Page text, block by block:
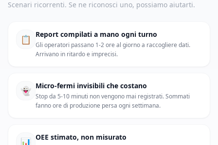
Scenari ricorrenti. Se ne riconosci uno, possiamo aiutarti.
📋 Report compilati a mano ogni turno
Gli operatori passano 1-2 ore al giorno a raccogliere dati.
Arrivano in ritardo e imprecisi.
👻 Micro-fermi invisibili che costano
Stop da 5-10 minuti non vengono mai registrati. Sommati
fanno ore di produzione persa ogni settimana.
📊 OEE stimato, non misurato